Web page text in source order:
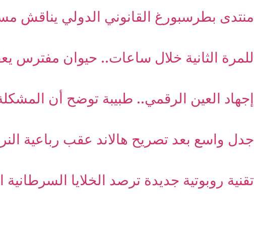
منتدى بطرسبورغ القانوني الدولي يناقش
للمرة الثانية خلال ساعات.. حيوان مفترس يعقر 9 أشخاص في قرية
إجهاد العين الرقمي.. طبيبة توضح أن
جدل واسع بعد تصريح هالاند عقب رباعية
تقنية روبوتية جديدة ترصد الخلايا